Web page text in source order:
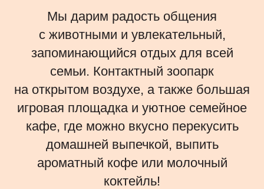
Мы дарим радость общения
с животными и увлекательный,
запоминающийся отдых для всей
семьи. Контактный зоопарк
на открытом воздухе, а также большая
игровая площадка и уютное семейное
кафе, где можно вкусно перекусить
домашней выпечкой, выпить
ароматный кофе или молочный
коктейль!